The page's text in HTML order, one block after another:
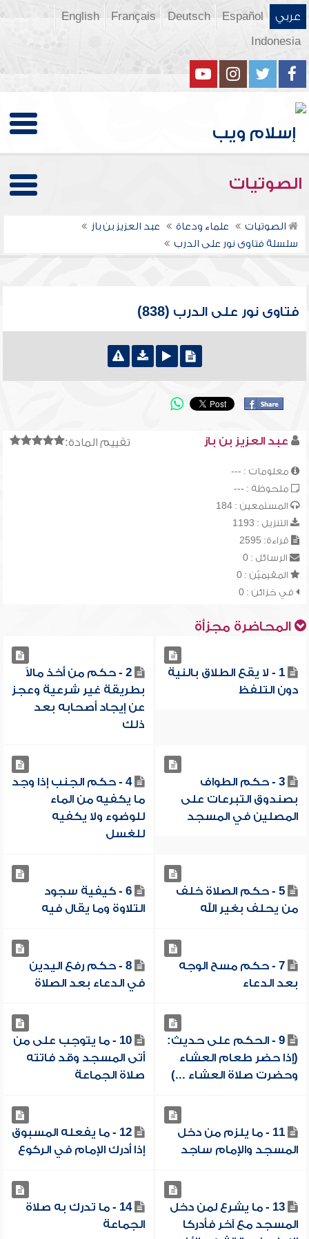
عربي Español
Deutsch
Français
English
Indonesia
الصوتيات
الصوتيات علماء ودعاة
عبد العزيز بن باز
سلسلة فتاوى نور على الدرب
فتاوى نور على الدرب (838)
تقييم المادة: عبد العزيز بن باز
معلومات : ---
ملحوظة : ---
المستمعين : 184
التنزيل : 1193
قراءة: 2595
الرسائل : 0
المقيميّن : 0
في خزائن : 0
المحاضرة مجزأة
1 - لا يقع الطلاق بالنية
دون التلفظ
2 - حكم من أخذ مالاً
بطريقة غير شرعية وعجز
عن إيجاد أصحابه بعد
ذلك
3 - حكم الطواف
بصندوق التبرعات على
المصلين في المسجد
4 - حكم الجنب إذا وجد
ما يكفيه من الماء
للوضوء ولا يكفيه
للغسل
5 - حكم الصلاة خلف
من يحلف بغير الله
6 - كيفية سجود
التلاوة وما يقال فيه
7 - حكم مسح الوجه
بعد الدعاء
8 - حكم رفع اليدين
في الدعاء بعد الصلاة
9 - الحكم على حديث:
(إذا حضر طعام العشاء
وحضرت صلاة العشاء ...)
10 - ما يتوجب على من
أتى المسجد وقد فاتته
صلاة الجماعة
11 - ما يلزم من دخل
المسجد والإمام ساجد
12 - ما يفعله المسبوق
إذا أدرك الإمام في الركوع
13 - ما يشرع لمن دخل
المسجد مع آخر فأدركا
14 - ما تدرك به صلاة
الجماعة